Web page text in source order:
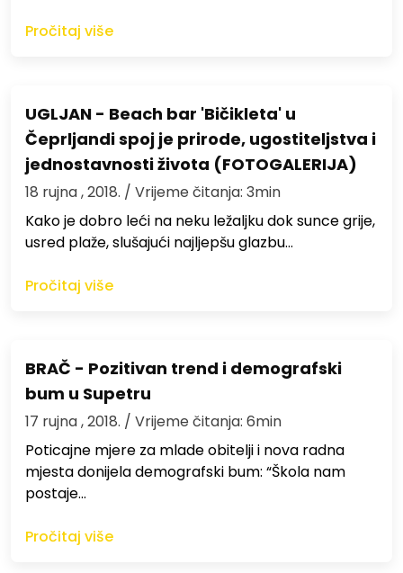
Pročitaj više
UGLJAN - Beach bar 'Bičikleta' u
Čeprljandi spoj je prirode, ugostiteljstva i
jednostavnosti života (FOTOGALERIJA)
18 rujna , 2018. / Vrijeme čitanja: 3min
Kako je dobro leći na neku ležaljku dok sunce grije,
usred plaže, slušajući najljepšu glazbu…
Pročitaj više
BRAČ - Pozitivan trend i demografski
bum u Supetru
17 rujna , 2018. / Vrijeme čitanja: 6min
Poticajne mjere za mlade obitelji i nova radna
mjesta donijela demografski bum: “Škola nam
postaje…
Pročitaj više